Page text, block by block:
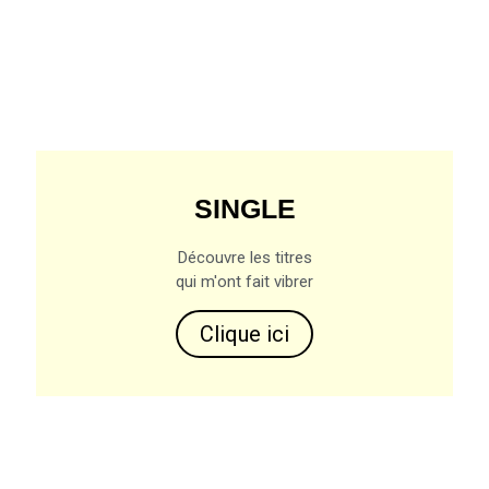
SINGLE
Découvre les titres
qui m'ont fait vibrer
Clique ici